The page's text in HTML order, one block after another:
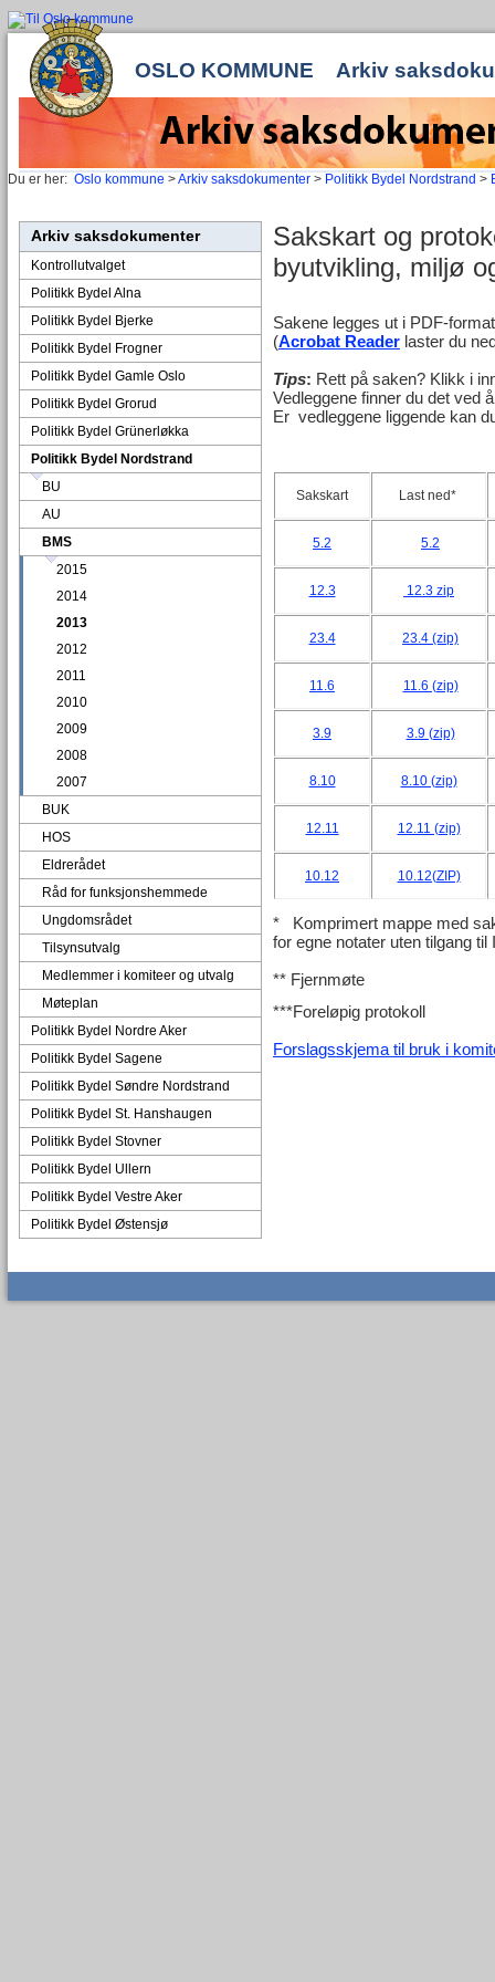
OSLO KOMMUNE Arkiv
Du er her: Oslo kommune >Arkiv saksdokumenter > Politikk Bydel Nordstrand >
Arkiv saksdokumenter
Kontrollutvalget
Politikk Bydel Alna
Politikk Bydel Bjerke
Politikk Bydel Frogner
Politikk Bydel Gamle Oslo
Politikk Bydel Grorud
Politikk Bydel Grünerløkka
Politikk Bydel Nordstrand
BU
AU
BMS
2015
2014
2013
2012
2011
2010
2009
2008
2007
BUK
HOS
Eldrerådet
Råd for funksjonshemmede
Ungdomsrådet
Tilsynsutvalg
Medlemmer i komiteer og utvalg
Møteplan
Politikk Bydel Nordre Aker
Politikk Bydel Sagene
Politikk Bydel Søndre Nordstrand
Politikk Bydel St. Hanshaugen
Politikk Bydel Stovner
Politikk Bydel Ullern
Politikk Bydel Vestre Aker
Politikk Bydel Østensjø
Sakskart og
byutvikling, miljø
Sakene legges ut i PDF-
(Acrobat Reader laster du
Tips: Rett på saken? Klikk i
Vedleggene finner du det ved
Er vedleggene liggende kan
Sakskart Last ned*
5.2 5.2
12.3 12.3 zip
23.4 23.4 (zip)
11.6 11.6 (zip)
3.9 3.9 (zip)
8.10 8.10 (zip)
12.11 12.11 (zip)
10.12 10.12(ZIP)
* Komprimert mappe med
for egne notater uten tilgang til
** Fjernmøte
***Foreløpig protokoll
Forslagsskjema til bruk i